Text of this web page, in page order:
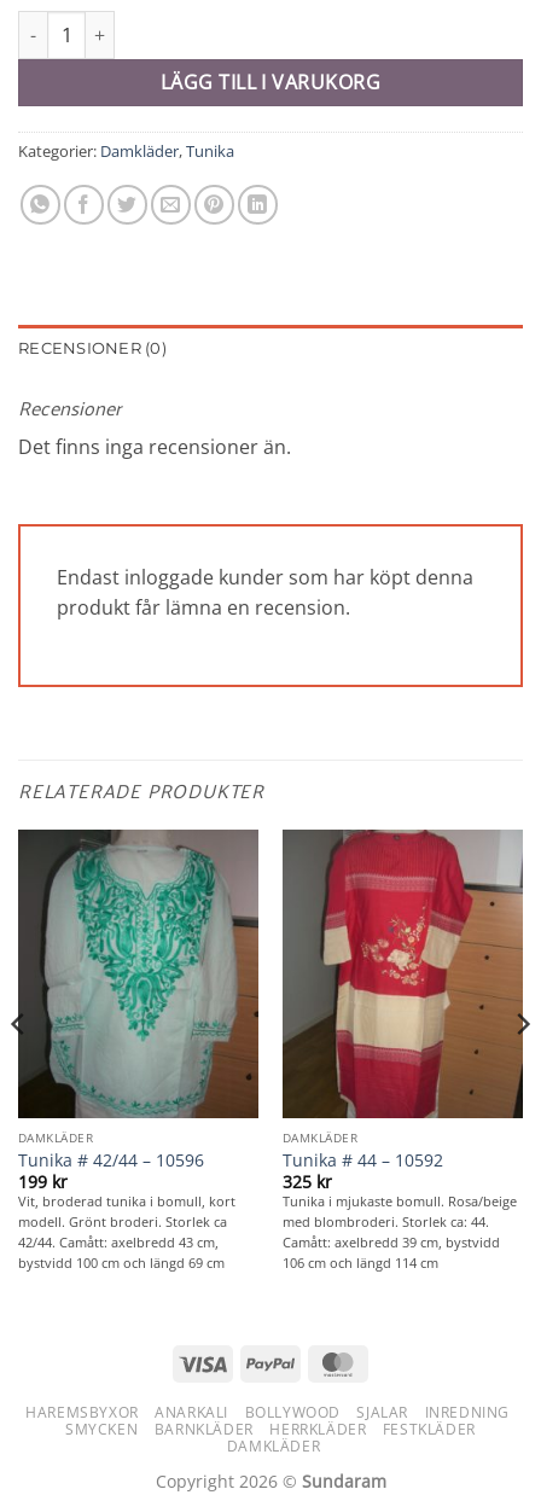
Tunika # 42 - 10719 mängd
LÄGG TILL I VARUKORG
Kategorier: Damkläder,Tunika
RECENSIONER (0)
Recensioner
Det finns inga recensioner än.
Endast inloggade kunder som har köpt denna
produkt får lämna en recension.
RELATERADE PRODUKTER
DAMKLÄDER
Tunika # 42/44 – 10596
199 kr
Vit, broderad tunika i bomull, kort
modell. Grönt broderi. Storlek ca
42/44. Camått: axelbredd 43 cm,
bystvidd 100 cm och längd 69 cm
DAMKLÄDER
Tunika # 44 – 10592
325 kr
Tunika i mjukaste bomull. Rosa/beige
med blombroderi. Storlek ca: 44.
Camått: axelbredd 39 cm, bystvidd
106 cm och längd 114 cm
Visa PayPal
HAREMSBYXOR ANARKALI BOLLYWOOD SJALAR
INREDNING
SMYCKEN
BARNKLÄDER HERRKLÄDER
FESTKLÄDER
DAMKLÄDER
Copyright 2026 © Sundaram